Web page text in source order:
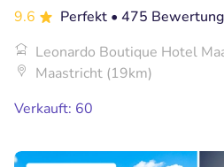
9.6 Perfekt • 475
Leonardo Boutique Hotel
Maastricht (19km)
Verkauft: 60